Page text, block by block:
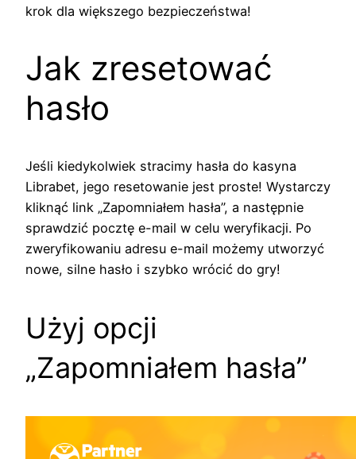
krok dla większego bezpieczeństwa!
Jak zresetować
hasło
Jeśli kiedykolwiek stracimy hasła do kasyna
Librabet, jego resetowanie jest proste! Wystarczy
kliknąć link „Zapomniałem hasła”, a następnie
sprawdzić pocztę e-mail w celu weryfikacji. Po
zweryfikowaniu adresu e-mail możemy utworzyć
nowe, silne hasło i szybko wrócić do gry!
Użyj opcji
„Zapomniałem hasła”